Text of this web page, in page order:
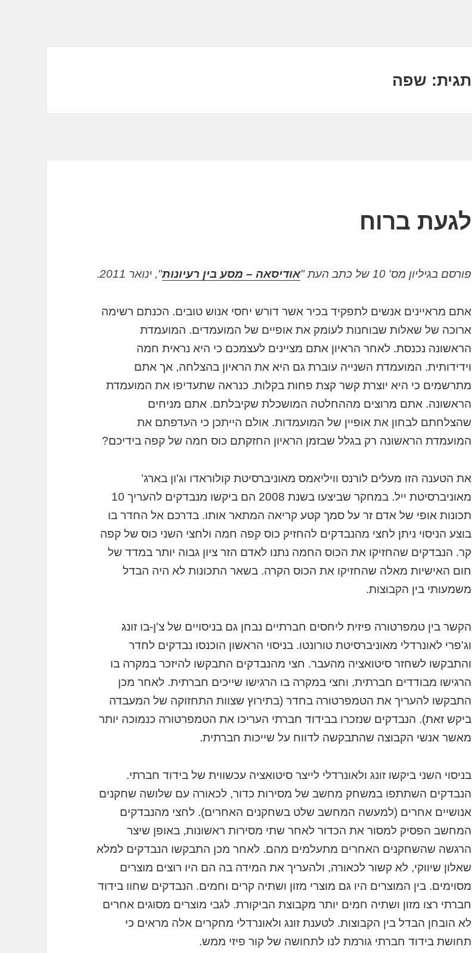
תגית: שפה
לגעת ברוח
פורסם בגיליון מס' 10 של כתב העת " אודיסאה – מסע בין רעיונות", ינואר 2011 .
אתם מראיינים אנשים לתפקיד בכיר אשר דורש יחסי אנוש טובים. הכנתם רשימה
ארוכה של שאלות שבוחנות לעומק את אופיים של המועמדים. המועמדת
הראשונה נכנסת. לאחר הראיון אתם מציינים לעצמכם כי היא נראית חמה
וידידותית. המועמדת השנייה עוברת גם היא את הראיון בהצלחה, אך אתם
מתרשמים כי היא יוצרת קשר קצת פחות בקלות. כנראה שתעדיפו את המועמדת
הראשונה. אתם מרוצים מההחלטה המושכלת שקיבלתם. אתם מניחים
שהצלחתם לבחון את אופיין של המועמדות. אולם הייתכן כי העדפתם את
המועמדת הראשונה רק בגלל שבזמן הראיון החזקתם כוס חמה של קפה בידיכם?
את הטענה הזו מעלים לורנס וויליאמס מאוניברסיטת קולוראדו וג'ון בארג'
מאוניברסיטת ייל. במחקר שביצעו בשנת 2008 הם ביקשו מנבדקים להעריך 10
תכונות אופי של אדם זר על סמך קטע קריאה המתאר אותו. בדרכם אל החדר בו
בוצע הניסוי ניתן לחצי מהנבדקים להחזיק כוס קפה חמה ולחצי השני כוס של קפה
קר. הנבדקים שהחזיקו את הכוס החמה נתנו לאדם הזר ציון גבוה יותר במדד של
חום האישיות מאלה שהחזיקו את הכוס הקרה. בשאר התכונות לא היה הבדל
משמעותי בין הקבוצות.
הקשר בין טמפרטורה פיזית ליחסים חברתיים נבחן גם בניסויים של צ'ן-בו זונג
וג'פרי לאונרדלי מאוניברסיטת טורונטו. בניסוי הראשון הוכנסו נבדקים לחדר
והתבקשו לשחזר סיטואציה מהעבר. חצי מהנבדקים התבקשו להיזכר במקרה בו
הרגישו מבודדים חברתית, וחצי במקרה בו הרגישו שייכים חברתית. לאחר מכן
התבקשו להעריך את הטמפרטורה בחדר (בתירוץ שצוות התחזוקה של המעבדה
ביקש זאת). הנבדקים שנזכרו בבידוד חברתי העריכו את הטמפרטורה כנמוכה יותר
מאשר אנשי הקבוצה שהתבקשה לדווח על שייכות חברתית.
בניסוי השני ביקשו זונג ולאונרדלי לייצר סיטואציה עכשווית של בידוד חברתי.
הנבדקים השתתפו במשחק מחשב של מסירות כדור, לכאורה עם שלושה שחקנים
אנושיים אחרים (למעשה המחשב שלט בשחקנים האחרים). לחצי מהנבדקים
המחשב הפסיק למסור את הכדור לאחר שתי מסירות ראשונות, באופן שיצר
הרגשה שהשחקנים האחרים מתעלמים מהם. לאחר מכן התבקשו הנבדקים למלא
שאלון שיווקי, לא קשור לכאורה, ולהעריך את המידה בה הם היו רוצים מוצרים
מסוימים. בין המוצרים היו גם מוצרי מזון ושתיה קרים וחמים. הנבדקים שחוו בידוד
חברתי רצו מזון ושתיה חמים יותר מקבוצת הביקורת. לגבי מוצרים מסוגים אחרים
לא הובחן הבדל בין הקבוצות. לטענת זונג ולאונרדלי מחקרים אלה מראים כי
תחושת בידוד חברתי גורמת לנו לתחושה של קור פיזי ממש.